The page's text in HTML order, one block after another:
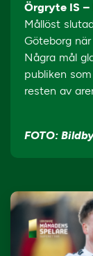
Örgryte IS –
Mållöst
Göteborg
Några mål
publiken
resten av
FOTO: